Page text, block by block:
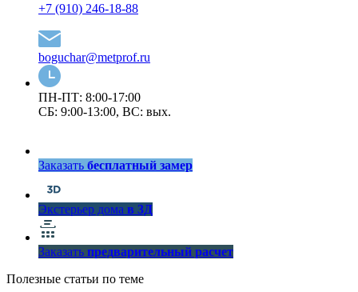
+7 (910) 246-18-88
boguchar@metprof.ru
ПН-ПТ: 8:00-17:00
СБ: 9:00-13:00, ВС: вых.
Заказать бесплатный замер
Экстерьер дома в 3Д
Заказать предварительный расчет
Полезные статьи по теме